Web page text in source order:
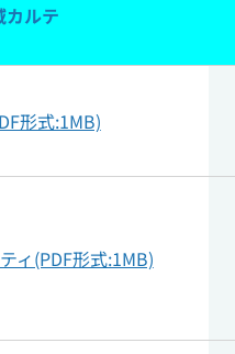
カルテ
形式:1MB)
ィ(PDF形式:1MB)